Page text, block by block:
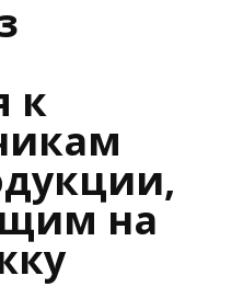
к
на